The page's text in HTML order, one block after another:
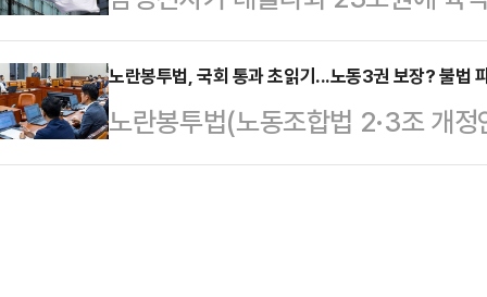
은 상황이다.…
소나기가 내리는 곳이 있겠다"고
5~20mm ▲강원 중·남부 산지
적으로 기온이 낮아지겠지만 이후
무더위가 계속되겠다.…
도체 동맹'을 꾸린 가운데 생산 밸
고 있다.통상 반도체 부문에서의 호
로 이어졌던 만큼 이번에도 관련 기
국 텍사스주 테일러 공장에서 소화
노란봉투법, 국회 통과 초읽기...노동3권 보장? 불법
노란봉투법(노동조합법 2·3조 개
를 통과할 것으로 보이는 가운데 노